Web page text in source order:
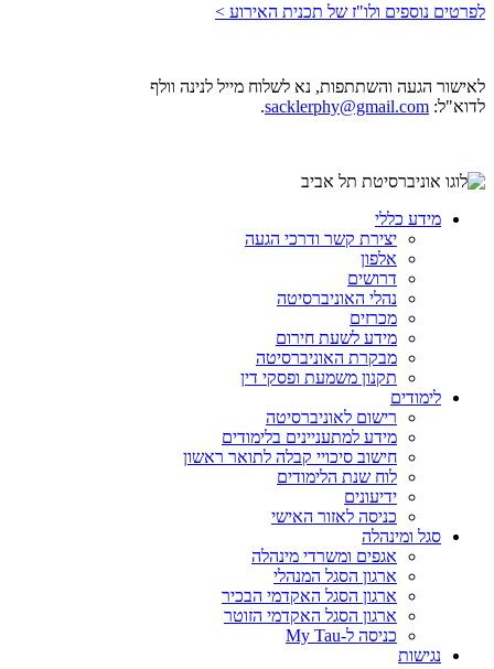
לפרטים נוספים ולו"ז של תכנית האירוע >
לאישור הגעה והשתתפות, נא לשלוח מייל לנינה וולף
לדוא"ל: sacklerphy@gmail.com
.
מידע כללי
יצירת קשר ודרכי הגעה
אלפון
דרושים
נהלי האוניברסיטה
מכרזים
מידע לשעת חירום
מבקרת האוניברסיטה
תקנון משמעת ופסקי דין
לימודים
רישום לאוניברסיטה
מידע למתעניינים בלימודים
חישוב סיכויי קבלה לתואר ראשון
לוח שנת הלימודים
ידיעונים
כניסה לאזור האישי
סגל ומינהלה
אגפים ומשרדי מינהלה
ארגון הסגל המנהלי
ארגון הסגל האקדמי הבכיר
ארגון הסגל האקדמי הזוטר
כניסה ל-My Tau
נגישות